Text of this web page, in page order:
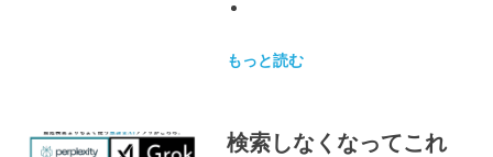
もっと読む
検索しなくなってこれ